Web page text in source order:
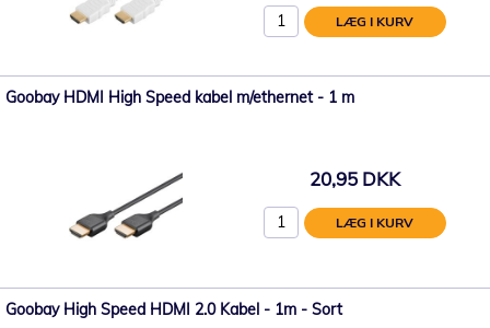
LÆG I KURV
Goobay HDMI High Speed kabel m/ethernet - 1 m
20,95 DKK
LÆG I KURV
Goobay High Speed ​​HDMI 2.0 Kabel - 1m - Sort